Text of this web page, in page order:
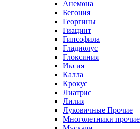
Анемона
Бегония
Георгины
Гиацинт
Гипсофила
Гладиолус
Глоксиния
Иксия
Калла
Крокус
Лиатрис
Лилия
Луковичные Прочие
Многолетники прочие